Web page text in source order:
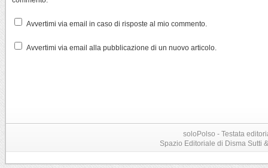
Avvertimi via email in caso di risposte al mio commento.
Avvertimi via email alla pubblicazione di un nuovo articolo.
soloPolso - Testata
Spazio Editoriale di Disma Sutti